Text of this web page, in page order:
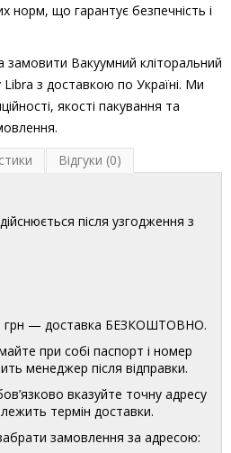
норм, що гарантує безпечність і
замовити Вакуумний кліторальний
з доставкою по Україні. Ми
якості пакування та
Відгуки (0)
після узгодження з
грн — доставка БЕЗКОШТОВНО.
при собі паспорт і номер
менеджер після відправки.
вказуйте точну адресу
термін доставки.
замовлення за адресою: